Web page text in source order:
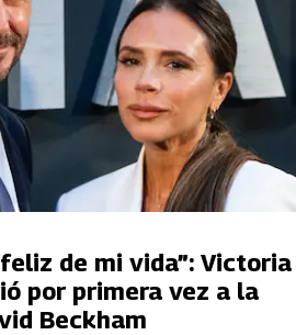
de mi vida”: Victoria
por primera vez a la
Beckham